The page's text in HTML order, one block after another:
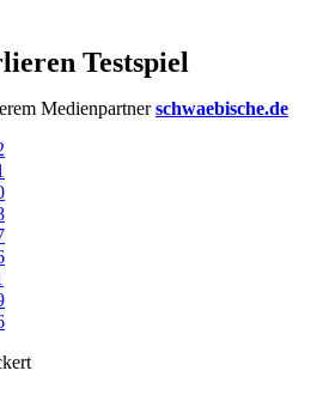
Testspiel
Medienpartnerschwaebische.de